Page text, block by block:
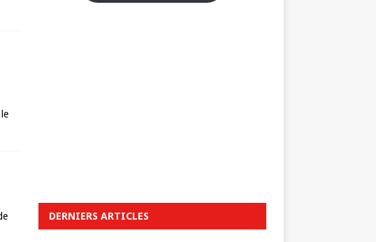
DERNIERS ARTICLES